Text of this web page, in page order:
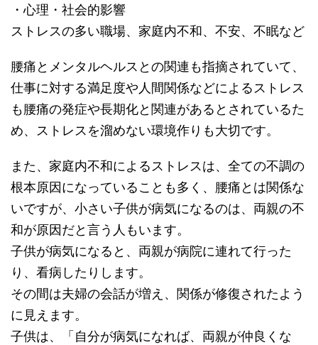
・心理・社会的影響
ストレスの多い職場、家庭内不和、不安、不眠など
腰痛とメンタルヘルスとの関連も指摘されていて、
仕事に対する満足度や人間関係などによるストレス
も腰痛の発症や長期化と関連があるとされているた
め、ストレスを溜めない環境作りも大切です。
また、家庭内不和によるストレスは、全ての不調の
根本原因になっていることも多く、腰痛とは関係な
いですが、小さい子供が病気になるのは、両親の不
和が原因だと言う人もいます。
子供が病気になると、両親が病院に連れて行った
り、看病したりします。
その間は夫婦の会話が増え、関係が修復されたよう
に見えます。
子供は、「自分が病気になれば、両親が仲良くな